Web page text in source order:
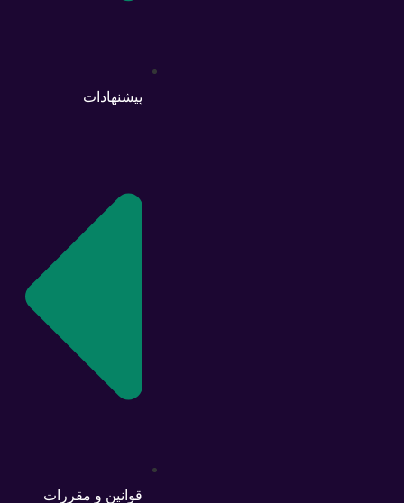
پیشنهادات
قوانین و مقررات